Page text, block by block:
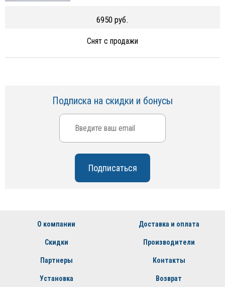
6950 руб.
Снят с продажи
Подписка на скидки и бонусы
О компании Доставка и оплата
Скидки Производители
Партнеры Контакты
Установка Возврат